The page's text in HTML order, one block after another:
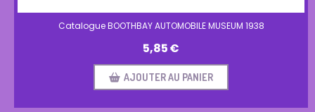
Catalogue BOOTHBAY AUTOMOBILE MUSEUM 1938
5,85€
AJOUTER AU PANIER